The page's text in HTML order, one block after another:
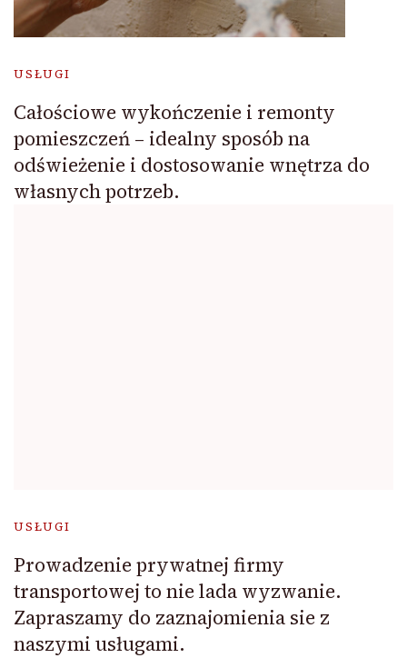
USŁUGI
Całościowe wykończenie i remonty
pomieszczeń – idealny sposób na
odświeżenie i dostosowanie wnętrza do
własnych potrzeb.
USŁUGI
Prowadzenie prywatnej firmy
transportowej to nie lada wyzwanie.
Zapraszamy do zaznajomienia sie z
naszymi usługami.